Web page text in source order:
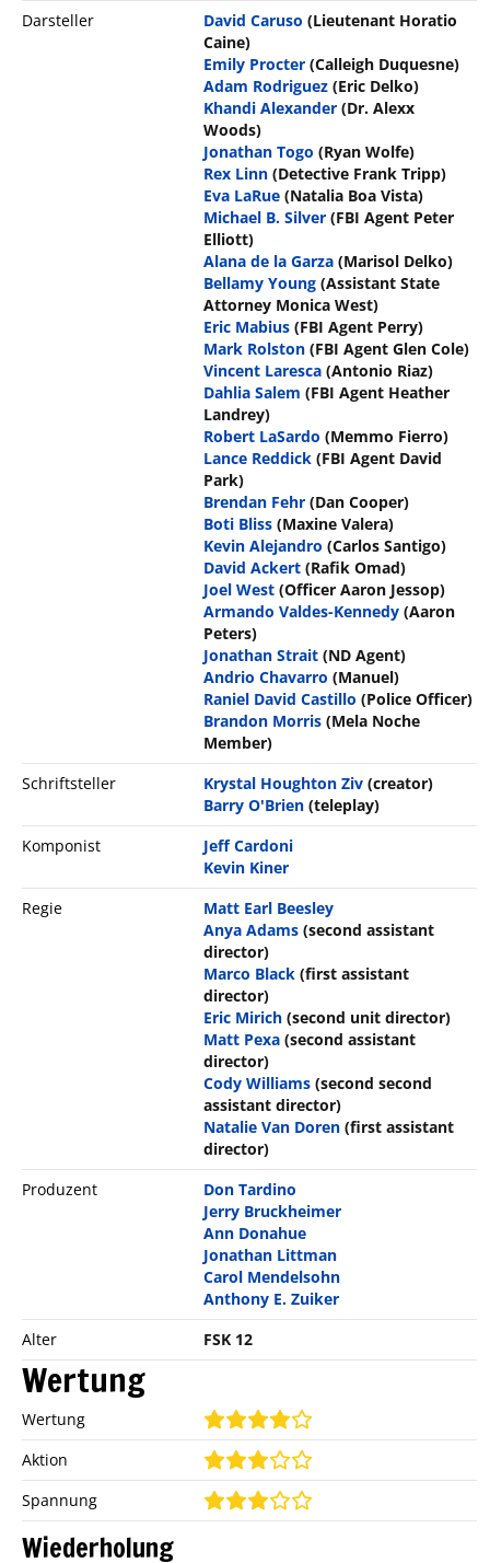
Darsteller
David Caruso (Lieutenant Horatio
Caine)
Emily Procter (Calleigh Duquesne)
Adam Rodriguez (Eric Delko)
Khandi Alexander (Dr. Alexx
Woods)
Jonathan Togo (Ryan Wolfe)
Rex Linn (Detective Frank Tripp)
Eva LaRue (Natalia Boa Vista)
Michael B. Silver (FBI Agent Peter
Elliott)
Alana de la Garza (Marisol Delko)
Bellamy Young (Assistant State
Attorney Monica West)
Eric Mabius (FBI Agent Perry)
Mark Rolston (FBI Agent Glen Cole)
Vincent Laresca (Antonio Riaz)
Dahlia Salem (FBI Agent Heather
Landrey)
Robert LaSardo (Memmo Fierro)
Lance Reddick (FBI Agent David
Park)
Brendan Fehr (Dan Cooper)
Boti Bliss (Maxine Valera)
Kevin Alejandro (Carlos Santigo)
David Ackert (Rafik Omad)
Joel West (Officer Aaron Jessop)
Armando Valdes-Kennedy (Aaron
Peters)
Jonathan Strait (ND Agent)
Andrio Chavarro (Manuel)
Raniel David Castillo (Police Officer)
Brandon Morris (Mela Noche
Member)
Schriftsteller
Krystal Houghton Ziv (creator)
Barry O'Brien (teleplay)
Komponist
Jeff Cardoni
Kevin Kiner
Regie
Matt Earl Beesley
Anya Adams (second assistant
director)
Marco Black (first assistant
director)
Eric Mirich (second unit director)
Matt Pexa (second assistant
director)
Cody Williams (second second
assistant director)
Natalie Van Doren (first assistant
director)
Produzent
Don Tardino
Jerry Bruckheimer
Ann Donahue
Jonathan Littman
Carol Mendelsohn
Anthony E. Zuiker
Alter
FSK 12
Wertung
Wertung
Aktion
Spannung
Wiederholung